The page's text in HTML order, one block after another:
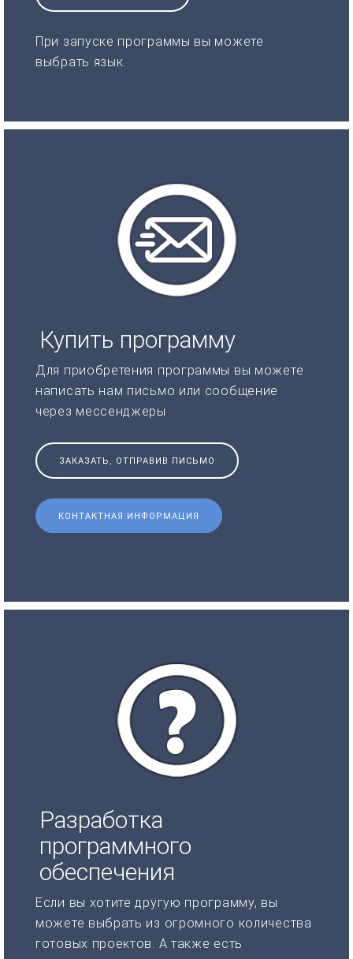
При запуске программы вы можете
выбрать язык.
Купить программу
Для приобретения программы вы можете
написать нам письмо или сообщение
через мессенджеры
ЗАКАЗАТЬ, ОТПРАВИВ ПИСЬМО
КОНТАКТНАЯ ИНФОРМАЦИЯ
Разработка
программного
обеспечения
Если вы хотите другую программу, вы
можете выбрать из огромного количества
готовых проектов. А также есть